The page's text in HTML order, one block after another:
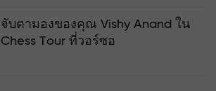
บตามองของคุณ Vishy Anand ใน
Tour ที่วอร์ซอ